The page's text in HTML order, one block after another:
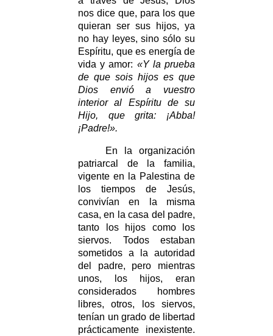
nos dice que, para los que
quieran ser sus hijos, ya
no hay leyes, sino sólo su
Espíritu, que es energía de
vida y amor: «Y la prueba
de que sois hijos es que
Dios envió a vuestro
interior al Espíritu de su
Hijo, que grita: ¡Abba!
¡Padre!».
En la organización
patriarcal de la familia,
vigente en la Palestina de
los tiempos de Jesús,
convivían en la misma
casa, en la casa del padre,
tanto los hijos como los
siervos. Todos estaban
sometidos a la autoridad
del padre, pero mientras
unos, los hijos, eran
considerados hombres
libres, otros, los siervos,
tenían un grado de libertad
prácticamente inexistente.